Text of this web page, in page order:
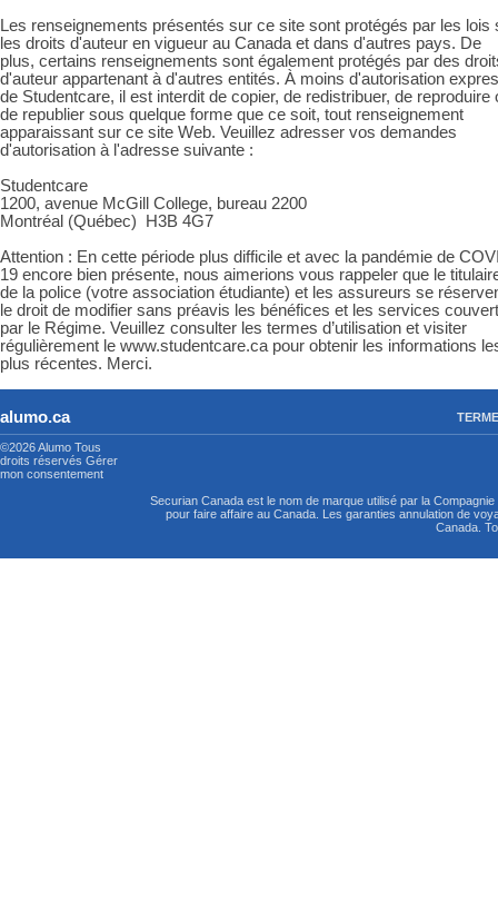
Les renseignements présentés sur ce site sont protégés par les lois
les droits d'auteur en vigueur au Canada et dans d'autres pays. De
plus, certains renseignements sont également protégés par des
d'auteur appartenant à d'autres entités. À moins d'autorisation
de Studentcare, il est interdit de copier, de redistribuer, de reproduire
de republier sous quelque forme que ce soit, tout renseignement
apparaissant sur ce site Web. Veuillez adresser vos demandes
d'autorisation à l'adresse suivante :
Studentcare
1200, avenue McGill College, bureau 2200
Montréal (Québec) H3B 4G7
Attention : En cette période plus difficile et avec la pandémie de
19 encore bien présente, nous aimerions vous rappeler que le
de la police (votre association étudiante) et les assureurs se
le droit de modifier sans préavis les bénéfices et les services
par le Régime. Veuillez consulter les termes d’utilisation et visiter
régulièrement le www.studentcare.ca pour obtenir les informations
plus récentes. Merci.
alumo.ca
©2026 Alumo Tous
droits réservés Gérer
mon consentement
Securian Canada est le nom de marque utilisé par la
pour faire affaire au Canada. Les garanties annulation de
Canada.